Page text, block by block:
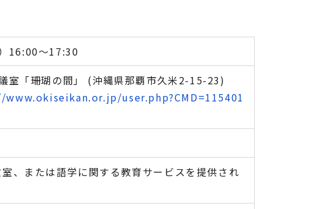
16:00～17:30
室「珊瑚の間」 (沖縄県那覇市久米2-15-23)
user.php?CMD=115401
、または語学に関する教育サービスを提供され